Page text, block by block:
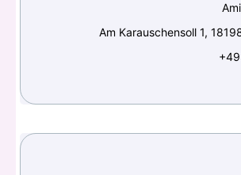
Am Karauschensoll 1,